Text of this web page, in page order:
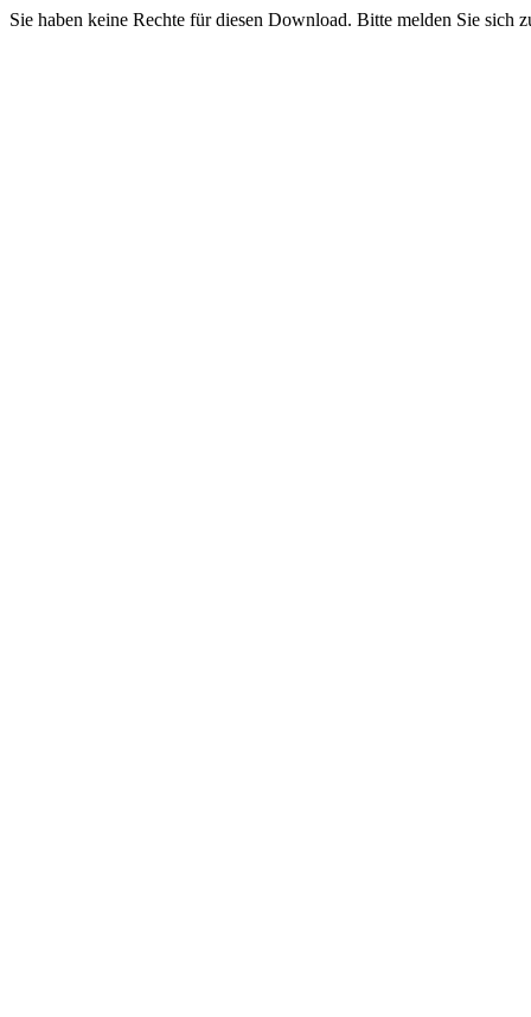
Sie haben keine Rechte für diesen Download. Bitte melden Sie sich